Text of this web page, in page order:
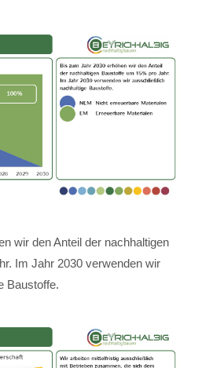
wir den Anteil der nachhaltigen
Im Jahr 2030 verwenden wir
Baustoffe.